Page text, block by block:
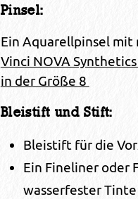
Pinsel:
Ein Aquarellpinsel mit
Vinci NOVA
in der Größe 8
Bleistift und Stift:
Bleistift für die
Ein Fineliner oder
wasserfester